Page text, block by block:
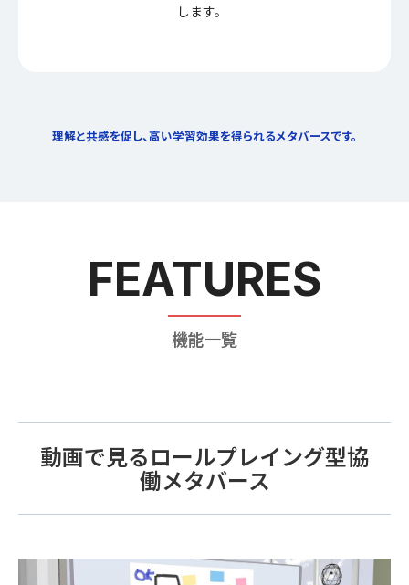
します。
理解と共感を促し、高い学習効果を得られるメタバースです。
FEATURES
機能一覧
動画で見るロールプレイング型協
働メタバース